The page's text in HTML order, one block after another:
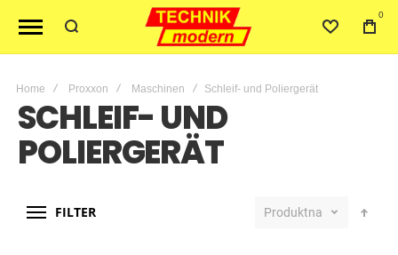
0
Home Proxxon Maschinen Schleif- und Poliergerät
SCHLEIF- UND
POLIERGERÄT
FILTER Produktname